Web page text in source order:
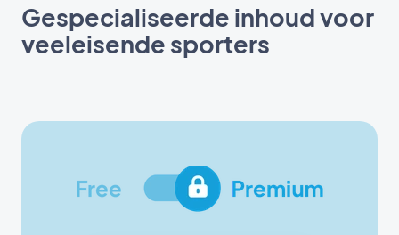
Gespecialiseerde inhoud voor
veeleisende sporters